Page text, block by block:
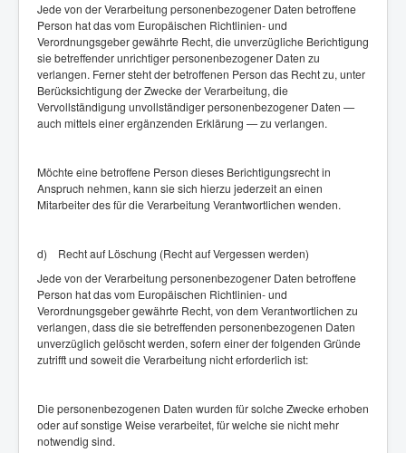
Jede von der Verarbeitung personenbezogener Daten betroffene
Person hat das vom Europäischen Richtlinien- und
Verordnungsgeber gewährte Recht, die unverzügliche Berichtigung
sie betreffender unrichtiger personenbezogener Daten zu
verlangen. Ferner steht der betroffenen Person das Recht zu, unter
Berücksichtigung der Zwecke der Verarbeitung, die
Vervollständigung unvollständiger personenbezogener Daten —
auch mittels einer ergänzenden Erklärung — zu verlangen.
Möchte eine betroffene Person dieses Berichtigungsrecht in
Anspruch nehmen, kann sie sich hierzu jederzeit an einen
Mitarbeiter des für die Verarbeitung Verantwortlichen wenden.
d) Recht auf Löschung (Recht auf Vergessen werden)
Jede von der Verarbeitung personenbezogener Daten betroffene
Person hat das vom Europäischen Richtlinien- und
Verordnungsgeber gewährte Recht, von dem Verantwortlichen zu
verlangen, dass die sie betreffenden personenbezogenen Daten
unverzüglich gelöscht werden, sofern einer der folgenden Gründe
zutrifft und soweit die Verarbeitung nicht erforderlich ist:
Die personenbezogenen Daten wurden für solche Zwecke erhoben
oder auf sonstige Weise verarbeitet, für welche sie nicht mehr
notwendig sind.